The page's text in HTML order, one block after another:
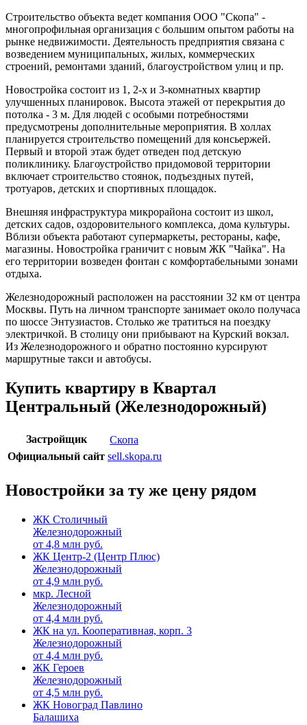
Строительство объекта ведет компания ООО "Скопа" -
многопрофильная организация с большим опытом работы на
рынке недвижимости. Деятельность предприятия связана с
возведением муниципальных, жилых, коммерческих
строений, ремонтами зданий, благоустройством улиц и пр.
Новостройка состоит из 1, 2-х и 3-комнатных квартир
улучшенных планировок. Высота этажей от перекрытия до
потолка - 3 м. Для людей с особыми потребностями
предусмотрены дополнительные мероприятия. В холлах
планируется строительство помещений для консьержей.
Первый и второй этаж будет отведен под детскую
поликлинику. Благоустройство придомовой территории
включает строительство стоянок, подъездных путей,
тротуаров, детских и спортивных площадок.
Внешняя инфраструктура микрорайона состоит из школ,
детских садов, оздоровительного комплекса, дома культуры.
Вблизи объекта работают супермаркеты, рестораны, кафе,
магазины. Новостройка граничит с новым ЖК "Чайка". На
его территории возведен фонтан с комфортабельными зонами
отдыха.
Железнодорожный расположен на расстоянии 32 км от центра
Москвы. Путь на личном транспорте занимает около получаса
по шоссе Энтузиастов. Столько же тратиться на поездку
электричкой. В столицу они прибывают на Курский вокзал.
Из Железнодорожного и обратно постоянно курсируют
маршрутные такси и автобусы.
Купить квартиру в Квартал
Центральный (Железнодорожный)
Застройщик
Скопа
Официальный сайт sell.skopa.ru
Новостройки за ту же цену рядом
ЖК Столичный
Железнодорожный
от 4,8 млн руб.
ЖК Центр-2 (Центр Плюс)
Железнодорожный
от 4,9 млн руб.
мкр. Лесной
Железнодорожный
от 4,4 млн руб.
ЖК на ул. Кооперативная, корп. 3
Железнодорожный
от 4,4 млн руб.
ЖК Героев
Железнодорожный
от 4,5 млн руб.
ЖК Новоград Павлино
Балашиха